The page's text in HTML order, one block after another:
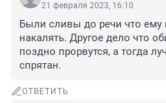
21 февраля 2023, 16:10
Были сливы до речи что ему
накалять. Другое дело что
поздно прорвутся, а тогда
спрятан.
ОТВЕТИТЬ